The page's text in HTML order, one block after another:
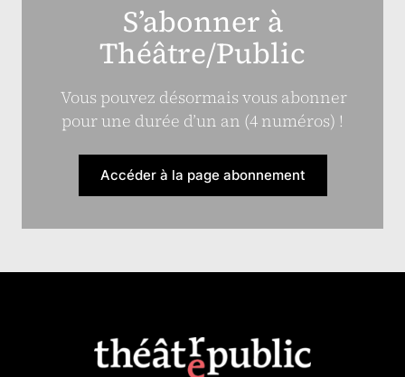
S’abonner à
Théâtre/Public
Vous pouvez désormais vous abonner
pour une durée d’un an (4 numéros) !
Accéder à la page abonnement